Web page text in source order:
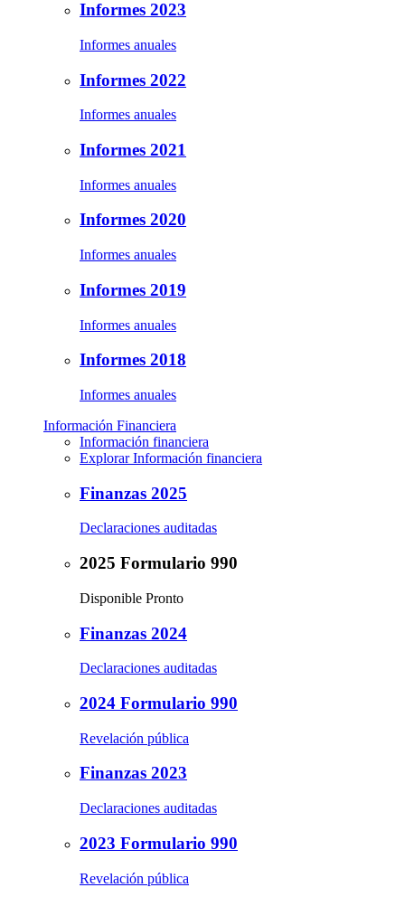
Informes 2023
Informes anuales
Informes 2022
Informes anuales
Informes 2021
Informes anuales
Informes 2020
Informes anuales
Informes 2019
Informes anuales
Informes 2018
Informes anuales
Información Financiera
Información financiera
Explorar Información financiera
Finanzas 2025
Declaraciones auditadas
2025 Formulario 990
Disponible Pronto
Finanzas 2024
Declaraciones auditadas
2024 Formulario 990
Revelación pública
Finanzas 2023
Declaraciones auditadas
2023 Formulario 990
Revelación pública